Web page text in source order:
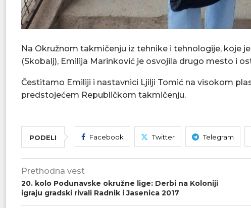
Na Okružnom takmičenju iz tehnike i tehnologije, koje
(Skobalj), Emilija Marinković je osvojila drugo mesto i
Čestitamo Emiliji i nastavnici Ljilji Tomić na visokom
predstojećem Republičkom takmičenju.
PODELI Facebook Twitter Telegram
Prethodna vest
20. kolo Podunavske okružne lige: Derbi na Koloniji
igraju gradski rivali Radnik i Jasenica 2017